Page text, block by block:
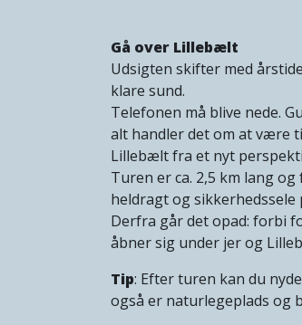
Gå over Lillebælt
Udsigten skifter med
klare sund.
Telefonen må blive nede.
alt handler det om at være
Lillebælt fra et nyt
Turen er ca. 2,5 km lang
heldragt og
Derfra går det opad: forbi
åbner sig under jer og
Tip: Efter turen kan du
også er naturlegeplads og